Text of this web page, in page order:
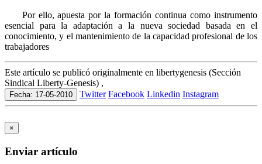
Por ello, apuesta por la formación continua como instrumento
esencial para la adaptación a la nueva sociedad basada en el
conocimiento, y el mantenimiento de la capacidad profesional de los
trabajadores
Este artículo se publicó originalmente en libertygenesis (Sección
Sindical Liberty-Genesis) ,
Fecha: 17-05-2010 Twitter Facebook Linkedin Instagram
×
Enviar artículo